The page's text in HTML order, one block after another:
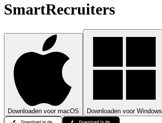
SmartRecruiters
Downloaden voor macOS Downloaden voor Windows